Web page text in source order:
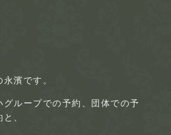
濱です。
グループでの予約、団体での予
、